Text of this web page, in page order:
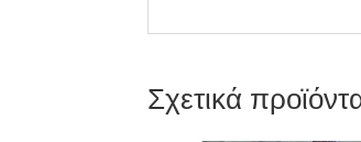
Σχετικά